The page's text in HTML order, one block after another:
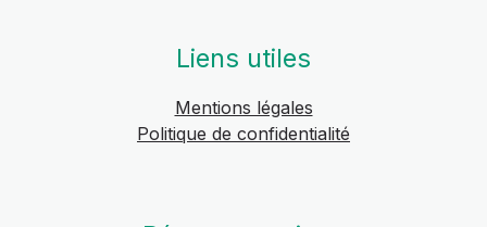
Liens utiles
Mentions légales
Politique de confidentialité